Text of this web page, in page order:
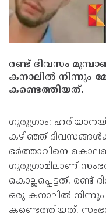
രണ്ട് ദിവസം
കനാലില്‍ നിന്നും
കണ്ടെത്തിയത്.
ഗുരുഗ്രാം:
കഴിഞ്ഞ്
ഭര്‍ത്താവിനെ
ഗുരുഗ്രാമിലാണ്
കൊല്ലപ്പെട്ടത്. രണ്ട്
ഒരു കനാലില്‍
കണ്ടെത്തിയത്.